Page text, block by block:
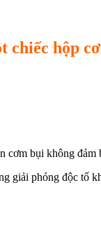
hộp
bụi không
giải phóng độc tố